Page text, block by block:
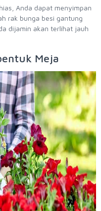
Anda dapat menyimpan
rak bunga besi gantung
dijamin akan terlihat jauh
Meja